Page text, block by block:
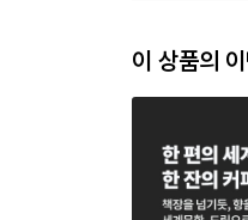
이 상품의